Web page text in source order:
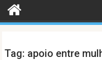
Tag: apoio entre